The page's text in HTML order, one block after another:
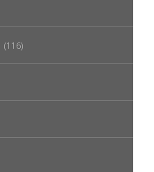
(116)